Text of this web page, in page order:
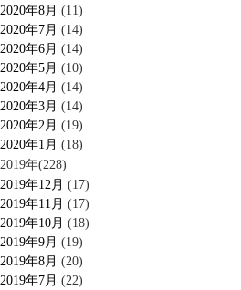
2020年8月 (11)
2020年7月 (14)
2020年6月 (14)
2020年5月 (10)
2020年4月 (14)
2020年3月 (14)
2020年2月 (19)
2020年1月 (18)
2019年(228)
2019年12月 (17)
2019年11月 (17)
2019年10月 (18)
2019年9月 (19)
2019年8月 (20)
2019年7月 (22)